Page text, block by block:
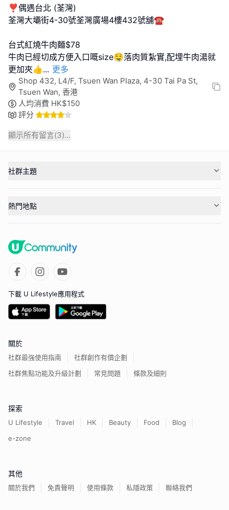
❣️偶遇台北 (荃灣)
荃灣大壩街4-30號荃灣廣場4樓432號舖☎️
台式紅燒牛肉麵$78
牛肉已經切成方便入口嘅size🤤落肉質紮實,配埋牛肉湯就
更加夾👍... 更多
Shop 432, L4/F, Tsuen Wan Plaza, 4-30 Tai Pa St,
Tsuen Wan, 香港
人均消費 HK$150
評分
顯示所有留言(3)...
社群主題
熱門地點
下載 U Lifestyle應用程式
關於
社群最強使用指南
社群創作有價企劃
社群焦點功能及升級計劃
常見問題 條款及細則
探索
U Lifestyle Travel HK Beauty Food
Blog
e-zone
其他
關於我們 免責聲明 使用條款 私隱政策 聯絡我們